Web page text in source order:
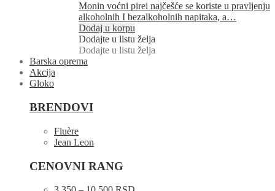
Monin voćni pirei najčešće se koriste u pravljenju
alkoholnih I bezalkoholnih napitaka, a…
Dodaj u korpu
Dodajte u listu želja
Dodajte u listu želja
Barska oprema
Akcija
Gloko
BRENDOVI
Fluère
Jean Leon
CENOVNI RANG